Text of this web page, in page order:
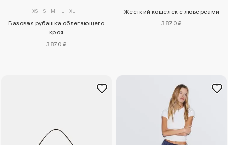
XS S M L XL
Базовая рубашка облегающего
кроя
3870 ₽
Жесткий кошелек с люверсами
3870 ₽